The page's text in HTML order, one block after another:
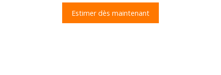
Estimer dès maintenant